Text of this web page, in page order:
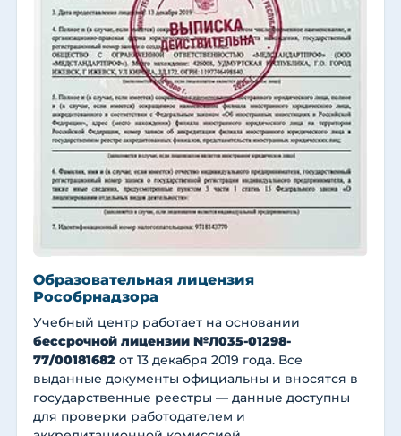
Образовательная лицензия
Рособрнадзора
Учебный центр работает на основании
бессрочной лицензии №Л035-01298-
77/00181682 от 13 декабря 2019 года. Все
выданные документы официальны и вносятся в
государственные реестры — данные доступны
для проверки работодателем и